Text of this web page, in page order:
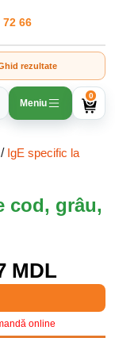
72 66
rezultate
Meniu
0
/ IgE specific la
cod, grâu,
MDL
online